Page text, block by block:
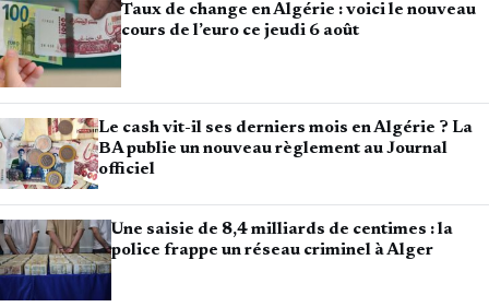
Taux de change en Algérie : voici le nouveau
cours de l’euro ce jeudi 6 août
Le cash vit-il ses derniers mois en Algérie ? La
BA publie un nouveau règlement au Journal
officiel
Une saisie de 8,4 milliards de centimes : la
police frappe un réseau criminel à Alger